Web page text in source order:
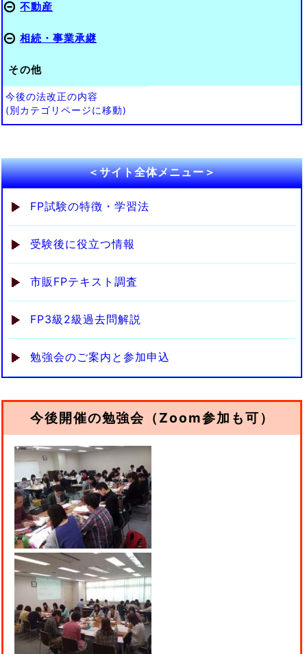
不動産
相続・事業承継
その他
今後の法改正の内容
(別カテゴリページに移動)
＜サイト全体メニュー＞
FP試験の特徴・学習法
受験後に役立つ情報
市販FPテキスト調査
FP3級2級過去問解説
勉強会のご案内と参加申込
今後開催の勉強会（Zoom参加も可）